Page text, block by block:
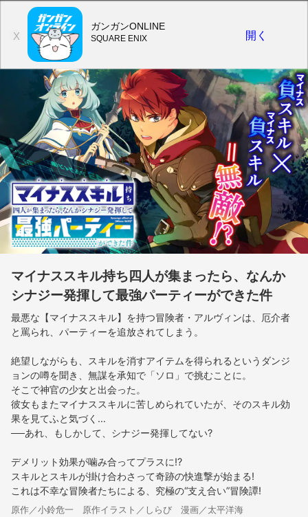
マイナススキル持ち四人が集まったら、なんか
シナジー発揮して最強パーティーができた件
最悪な【マイナススキル】を持つ冒険者・アルヴィンは、厄介者
と罵られ、パーティーを追放されてしまう。
絶望しながらも、スキルを消すアイテムを得られるというダンジ
ョンの噂を聞き、無謀を承知で「ソロ」で挑むことに。
そこで神官の少女と出会った。
彼女もまたマイナススキルに苦しめられていたが、そのスキル効
果を見てふと気づく…
──あれ、もしかして、シナジー発揮してない?
デメリット効果が噛み合ってプラスに!?
スキルとスキルが掛け合わさって奇跡の快進撃が始まる!
これは不幸な冒険者たちによる、究極の“支え合い”冒険譚!
原作／小鈴危一 原作イラスト／しらび 漫画／太平洋海
X
ガンガンONLINE
SQUARE ENIX 開く